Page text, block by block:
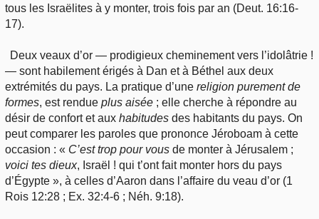
tous les Israëlites à y monter, trois fois par an (Deut. 16:16-
17).
Deux veaux d’or — prodigieux cheminement vers l’idolâtrie !
— sont habilement érigés à Dan et à Béthel aux deux
extrémités du pays. La pratique d’une religion purement de
formes, est rendue plus aisée ; elle cherche à répondre au
désir de confort et aux habitudes des habitants du pays. On
peut comparer les paroles que prononce Jéroboam à cette
occasion : « C’esttrop pour vous de monter à Jérusalem ;
voici tes dieux, Israël ! qui t’ont fait monter hors du pays
d’Égypte », à celles d’Aaron dans l’affaire du veau d’or (1
Rois 12:28 ; Ex. 32:4-6 ; Néh. 9:18).